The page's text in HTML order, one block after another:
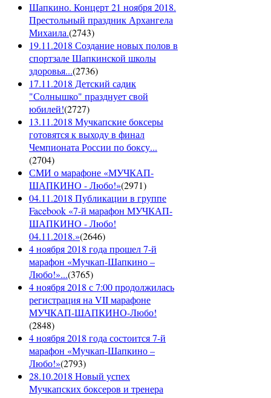
Шапкино. Концерт 21 ноября 2018.
Престольный праздник Архангела
Михаила.(2743)
19.11.2018 Создание новых полов в
спортзале Шапкинской школы
здоровья...(2736)
17.11.2018 Детский садик
"Солнышко" празднует свой
юбилей!(2727)
13.11.2018 Мучкапские боксеры
готовятся к выходу в финал
Чемпионата России по боксу...
(2704)
СМИ о марафоне «МУЧКАП-
ШАПКИНО - Любо!»(2971)
04.11.2018 Публикации в группе
Facebook «7-й марафон МУЧКАП-
ШАПКИНО - Любо!
04.11.2018.»(2646)
4 ноября 2018 года прошел 7-й
марафон «Мучкап-Шапкино –
Любо!»...(3765)
4 ноября 2018 с 7:00 продолжилась
регистрация на VII марафоне
МУЧКАП-ШАПКИНО-Любо!
(2848)
4 ноября 2018 года состоится 7-й
марафон «Мучкап-Шапкино –
Любо!»(2793)
28.10.2018 Новый успех
Мучкапских боксеров и тренера